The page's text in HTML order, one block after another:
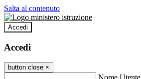
Salta al contenuto
Accedi
Accedi
button close ×